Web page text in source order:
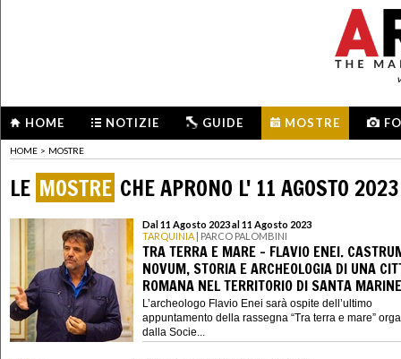
HOME NOTIZIE GUIDE MOSTRE
HOME > MOSTRE
LE MOSTRE CHE APRONO L' 11 AGOSTO 2023
Dal 11 Agosto 2023 al 11 Agosto 2023
TARQUINIA | PARCO PALOMBINI
TRA TERRA E MARE - FLAVIO ENEI.
NOVUM, STORIA E ARCHEOLOGIA DI UNA
ROMANA NEL TERRITORIO DI SANTA
L’archeologo Flavio Enei sarà ospite dell’ultimo
appuntamento della rassegna “Tra terra e mare”
dalla Socie...